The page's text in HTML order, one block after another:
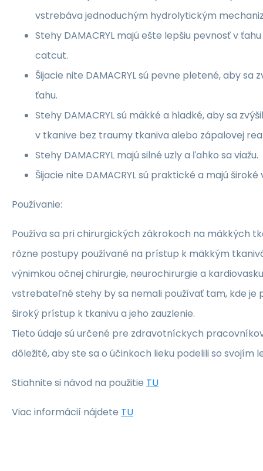
vstrebáva jednoduchým hydrolytickým
Stehy DAMACRYL majú ešte lepšiu pevnosť v
catcut.
Šijacie nite DAMACRYL sú pevne pletené, aby sa
ťahu.
Stehy DAMACRYL sú mäkké a hladké, aby sa
v tkanive bez traumy tkaniva alebo zápalovej
Stehy DAMACRYL majú silné uzly a ľahko sa viažu.
Šijacie nite DAMACRYL sú praktické a majú široké
Používanie:
Používa sa pri chirurgických zákrokoch na mäkkých
rôzne postupy používané na prístup k mäkkým
výnimkou očnej chirurgie, neurochirurgie a
vstrebateľné stehy by sa nemali používať tam, kde je
široký prístup k tkanivu a jeho zauzlenie.
Tieto údaje sú určené pre zdravotníckych
dôležité, aby ste sa o účinkoch lieku podelili so svojím
Stiahnite si návod na použitie TU
Viac informácií nájdete TU